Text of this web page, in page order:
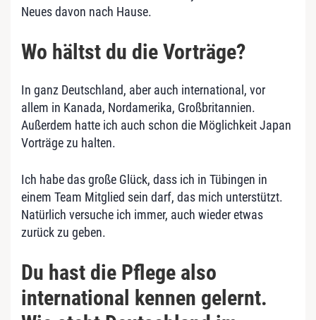
Neues davon nach Hause.
Wo hältst du die Vorträge?
In ganz Deutschland, aber auch international, vor
allem in Kanada, Nordamerika, Großbritannien.
Außerdem hatte ich auch schon die Möglichkeit Japan
Vorträge zu halten.
Ich habe das große Glück, dass ich in Tübingen in
einem Team Mitglied sein darf, das mich unterstützt.
Natürlich versuche ich immer, auch wieder etwas
zurück zu geben.
Du hast die Pflege also
international kennen gelernt.